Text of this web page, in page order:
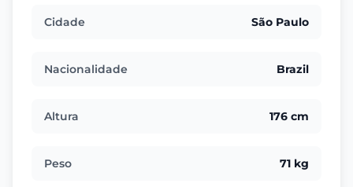
Cidade São Paulo
Nacionalidade Brazil
Altura 176 cm
Peso 71 kg